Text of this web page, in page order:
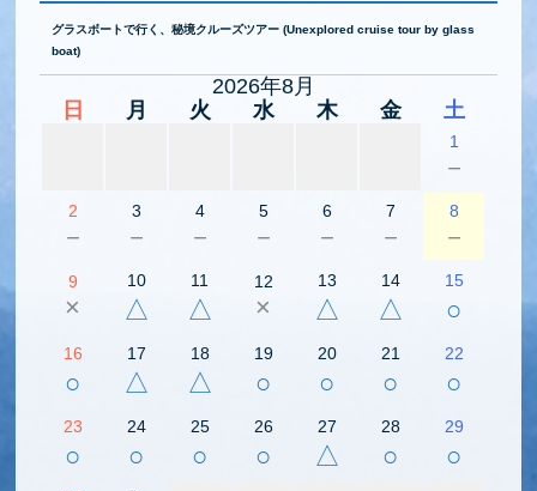
グラスボートで行く、秘境クルーズツアー (Unexplored cruise tour by glass
boat)
2026年8月
日
月 火 水 木 金 土
1
－
2
－
3
－
4
－
5
－
6
－
7
－
8
－
9
×
10
△
11
△
12
×
13
△
14
△
15
○
16
○
17
△
18
△
19
○
20
○
21
○
22
○
23
○
24
○
25
○
26
○
27
△
28
○
29
○